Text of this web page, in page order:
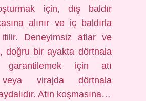
için, dış baldır
alınır ve iç baldırla
Deneyimsiz atlar ve
doğru bir ayakta dörtnala
garantilemek için atı
virajda dörtnala
Atın koşmasına…